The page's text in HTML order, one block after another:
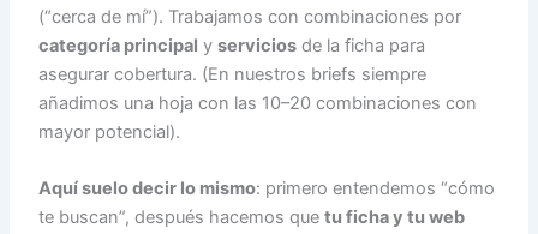
(“cerca de mí”). Trabajamos con combinaciones por
categoría principal yservicios de la ficha para
asegurar cobertura. (En nuestros briefs siempre
añadimos una hoja con las 10–20 combinaciones con
mayor potencial).
Aquí suelo decir lo mismo: primero entendemos “cómo
te buscan”, después hacemos quetu ficha y tu web